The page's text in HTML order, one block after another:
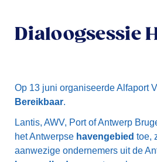
Dialoogsessie
Op 13 juni organiseerde Alfaport
Bereikbaar.
Lantis, AWV, Port of Antwerp
het Antwerpse havengebied toe,
aanwezige ondernemers uit de